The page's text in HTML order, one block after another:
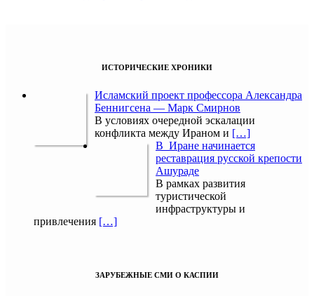
ИСТОРИЧЕСКИЕ ХРОНИКИ
Исламский проект профессора Александра
Беннигсена — Марк Смирнов
В условиях очередной эскалации
конфликта между Ираном и […]
В Иране начинается
реставрация русской крепости
Ашураде
В рамках развития
туристической
инфраструктуры и
привлечения […]
ЗАРУБЕЖНЫЕ СМИ О КАСПИИ